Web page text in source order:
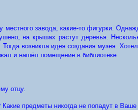
завода, какие-то фигурки.
на крышах растут деревья.
возникла идея создания музея.
и нашёл помещение в библиотеке.
отцу.
предметы никогда не попадут в Ваше